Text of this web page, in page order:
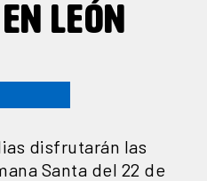
EN LEÓN
disfrutarán las
Santa del 22 de